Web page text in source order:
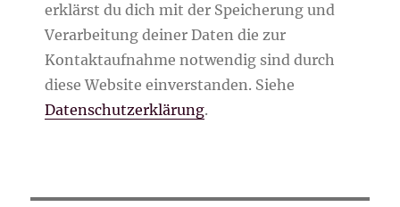
erklärst du dich mit der Speicherung und
Verarbeitung deiner Daten die zur
Kontaktaufnahme notwendig sind durch
diese Website einverstanden. Siehe
Datenschutzerklärung.